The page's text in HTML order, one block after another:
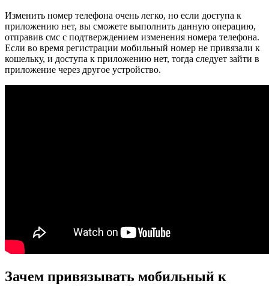
Изменить номер телефона очень легко, но если доступа к
приложению нет, вы сможете выполнить данную операцию,
отправив смс с подтверждением изменения номера телефона.
Если во время регистрации мобильный номер не привязали к
кошельку, и доступа к приложению нет, тогда следует зайти в
приложение через другое устройство.
Зачем привязывать мобильный к